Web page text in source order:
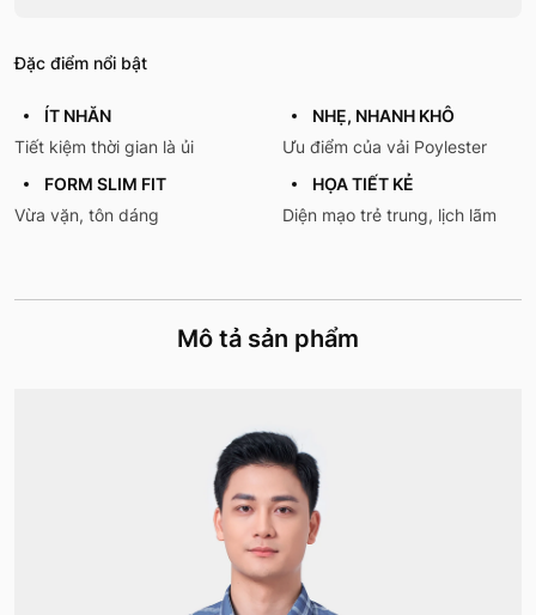
Đặc điểm nổi bật
ÍT NHĂN
Tiết kiệm thời gian là ủi
NHẸ, NHANH KHÔ
Ưu điểm của vải Poylester
FORM SLIM FIT
Vừa vặn, tôn dáng
HỌA TIẾT KẺ
Diện mạo trẻ trung, lịch lãm
Mô tả sản phẩm